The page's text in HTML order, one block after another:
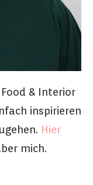
& Interior
inspirieren
Hier
mich.